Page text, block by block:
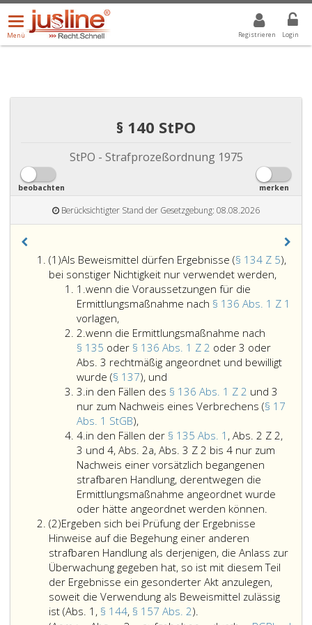
Registrieren Login
Menü
öffnen/schließen
Menü
ALLE DROPDOWN: GEWÄHLTER WERT IST ALLE
§ 140 StPO
StPO - Strafprozeßordnung 1975
beobachten merken
Berücksichtigter Stand der Gesetzgebung: 08.08.2026
(1)Absatz
eins
Als Beweismittel dürfen Ergebnisse (§ 134 Z 5),
bei sonstiger Nichtigkeit nur verwendet werden,Als
dürfen
Ziffer
bei
nur
1.Ziffer
eins
wenn die Voraussetzungen für die
Ermittlungsmaßnahme nach § 136 Abs. 1 Z 1
vorlagen,wenn
die
Voraussetzungen
für
die
Ermittlungsmaßnahme
nach
Paragraph
136,
Absatz
eins,
Ziffer
eins,
vorlagen,
2.Ziffer
2
wenn die Ermittlungsmaßnahme nach
§ 135 oder § 136 Abs. 1 Z 2 oder 3 oder
Abs. 3 rechtmäßig angeordnet und bewilligt
wurde (§ 137), und
die
Ermittlungsmaßnahme
Paragraph
135,
oder
Paragraph
136,
Absatz
eins,
Ziffer
2,
oder
3
oder
Absatz
3.Ziffer
3
in den Fällen des § 136 Abs. 1 Z 2 und 3
nur zum Nachweis eines Verbrechens (§ 17
Abs. 1 StGB),in
den
Fällen
des
Paragraph
136,
Absatz
eins,
Ziffer
2
und
3
nur
zum
4.Ziffer
4
in den Fällen der § 135 Abs. 1 , Abs. 2 Z 2,
3 und 4, Abs. 2a, Abs. 3 Z 2 bis 4 nur zum
Nachweis einer vorsätzlich begangenen
strafbaren Handlung, derentwegen die
Ermittlungsmaßnahme angeordnet wurde
oder hätte angeordnet werden können.
der
135,
Absatz
(2)Absatz
2
Ergeben sich bei Prüfung der Ergebnisse
Hinweise auf die Begehung einer anderen
strafbaren Handlung als derjenigen, die Anlass zur
Überwachung gegeben hat, so ist mit diesem Teil
der Ergebnisse ein gesonderter Akt anzulegen,
soweit die Verwendung als Beweismittel zulässig
ist (Abs. 1, § 144, § 157 Abs. 2).